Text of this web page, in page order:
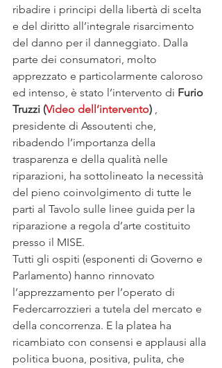
ribadire i principi della libertà di scelta
e del diritto all’integrale risarcimento
del danno per il danneggiato. Dalla
parte dei consumatori, molto
apprezzato e particolarmente caloroso
ed intenso, è stato l’intervento di Furio
Truzzi (Video dell’intervento) ,
presidente di Assoutenti che,
ribadendo l’importanza della
trasparenza e della qualità nelle
riparazioni, ha sottolineato la necessità
del pieno coinvolgimento di tutte le
parti al Tavolo sulle linee guida per la
riparazione a regola d’arte costituito
presso il MISE.
Tutti gli ospiti (esponenti di Governo e
Parlamento) hanno rinnovato
l’apprezzamento per l’operato di
Federcarrozzieri a tutela del mercato e
della concorrenza. E la platea ha
ricambiato con consensi e applausi alla
politica buona, positiva, pulita, che